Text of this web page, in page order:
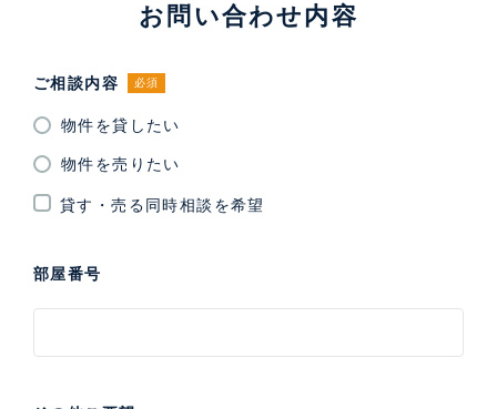
お問い合わせ内容
ご相談内容 必須
物件を貸したい
物件を売りたい
貸す・売る同時相談を希望
部屋番号